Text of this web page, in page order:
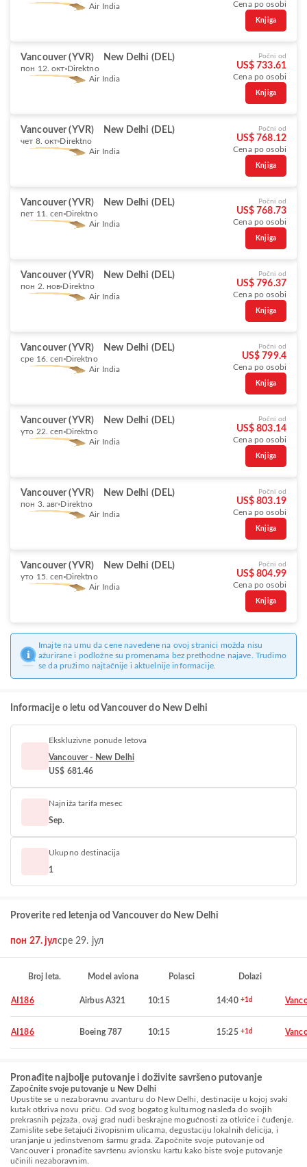
Air India
Cena po osobi
Knjiga
Vancouver (YVR) New Delhi (DEL)
пон 12. окт Direktno
Air India
Počni od
US$ 733.61
Cena po osobi
Knjiga
Vancouver (YVR) New Delhi (DEL)
чет 8. окт Direktno
Air India
Počni od
US$ 768.12
Cena po osobi
Knjiga
Vancouver (YVR) New Delhi (DEL)
пет 11. сеп Direktno
Air India
Počni od
US$ 768.73
Cena po osobi
Knjiga
Vancouver (YVR) New Delhi (DEL)
пон 2. нов Direktno
Air India
Počni od
US$ 796.37
Cena po osobi
Knjiga
Vancouver (YVR) New Delhi (DEL)
сре 16. сеп Direktno
Air India
Počni od
US$ 799.4
Cena po osobi
Knjiga
Vancouver (YVR) New Delhi (DEL)
уто 22. сеп Direktno
Air India
Počni od
US$ 803.14
Cena po osobi
Knjiga
Vancouver (YVR) New Delhi (DEL)
пон 3. авг Direktno
Air India
Počni od
US$ 803.19
Cena po osobi
Knjiga
Vancouver (YVR) New Delhi (DEL)
уто 15. сеп Direktno
Air India
Počni od
US$ 804.99
Cena po osobi
Knjiga
Imajte na umu da cene navedene na ovoj stranici možda nisu
ažurirane i podložne su promenama bez prethodne najave. Trudimo
se da pružimo najtačnije i aktuelnije informacije.
Informacije o letu od Vancouver do New Delhi
Ekskluzivne ponude letova
Vancouver - New Delhi
US$ 681.46
Najniža tarifa mesec
Sep.
Ukupno destinacija
1
Proverite red letenja od Vancouver do New Delhi
пон 27. јулсре 29. јул
Broj leta. Model aviona Polasci Dolazi
AI186 Airbus A321 10:15 14:40 +1d
AI186 Boeing 787 10:15 15:25 +1d
Pronađite najbolje putovanje i doživite savršeno putovanje
Započnite svoje putovanje u New Delhi
Upustite se u nezaboravnu avanturu do New Delhi, destinacije u kojoj svaki
kutak otkriva novu priču. Od svog bogatog kulturnog nasleđa do svojih
prekrasnih pejzaža, ovaj grad nudi beskrajne mogućnosti za otkriće i čuđenje.
Zamislite sebe šetajući živopisnim ulicama, degustaciju lokalnih delicija, i
uranjanje u jedinstvenom šarmu grada. Započnite svoje putovanje od
Vancouver i pronađite savršenu avionsku kartu kako biste svoje putovanje
učinili nezaboravnim.